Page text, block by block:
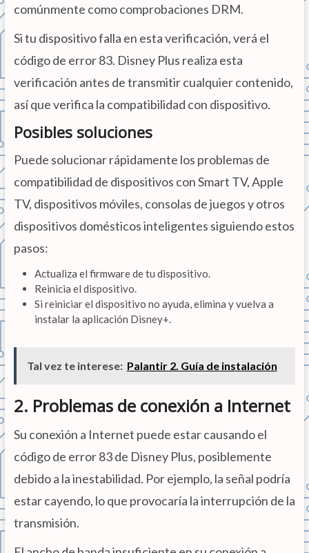
comúnmente como comprobaciones DRM.
Si tu dispositivo falla en esta verificación, verá el
código de error 83. Disney Plus realiza esta
verificación antes de transmitir cualquier contenido,
así que verifica la compatibilidad con dispositivo.
Posibles soluciones
Puede solucionar rápidamente los problemas de
compatibilidad de dispositivos con Smart TV, Apple
TV, dispositivos móviles, consolas de juegos y otros
dispositivos domésticos inteligentes siguiendo estos
pasos:
Actualiza el firmware de tu dispositivo.
Reinicia el dispositivo.
Si reiniciar el dispositivo no ayuda, elimina y vuelva a
instalar la aplicación Disney+.
Tal vez te interese: Palantir 2. Guía de instalación
2. Problemas de conexión a Internet
Su conexión a Internet puede estar causando el
código de error 83 de Disney Plus, posiblemente
debido a la inestabilidad. Por ejemplo, la señal podría
estar cayendo, lo que provocaría la interrupción de la
transmisión.